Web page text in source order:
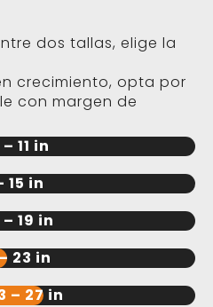
dos tallas, elige la
crecimiento, opta por
con margen de
11 in
15 in
19 in
23 in
– 27 in